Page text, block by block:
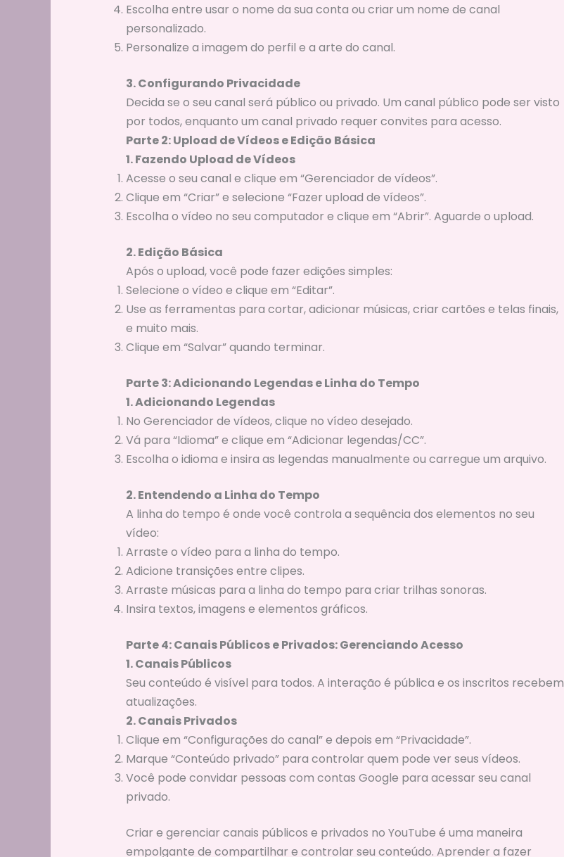
Escolha entre usar o nome da sua conta ou criar um nome de canal
personalizado.
Personalize a imagem do perfil e a arte do canal.
3. Configurando Privacidade
Decida se o seu canal será público ou privado. Um canal público pode ser visto
por todos, enquanto um canal privado requer convites para acesso.
Parte 2: Upload de Vídeos e Edição Básica
1. Fazendo Upload de Vídeos
Acesse o seu canal e clique em “Gerenciador de vídeos”.
Clique em “Criar” e selecione “Fazer upload de vídeos”.
Escolha o vídeo no seu computador e clique em “Abrir”. Aguarde o upload.
2. Edição Básica
Após o upload, você pode fazer edições simples:
Selecione o vídeo e clique em “Editar”.
Use as ferramentas para cortar, adicionar músicas, criar cartões e telas finais,
e muito mais.
Clique em “Salvar” quando terminar.
Parte 3: Adicionando Legendas e Linha do Tempo
1. Adicionando Legendas
No Gerenciador de vídeos, clique no vídeo desejado.
Vá para “Idioma” e clique em “Adicionar legendas/CC”.
Escolha o idioma e insira as legendas manualmente ou carregue um arquivo.
2. Entendendo a Linha do Tempo
A linha do tempo é onde você controla a sequência dos elementos no seu
vídeo:
Arraste o vídeo para a linha do tempo.
Adicione transições entre clipes.
Arraste músicas para a linha do tempo para criar trilhas sonoras.
Insira textos, imagens e elementos gráficos.
Parte 4: Canais Públicos e Privados: Gerenciando Acesso
1. Canais Públicos
Seu conteúdo é visível para todos. A interação é pública e os inscritos recebem
atualizações.
2. Canais Privados
Clique em “Configurações do canal” e depois em “Privacidade”.
Marque “Conteúdo privado” para controlar quem pode ver seus vídeos.
Você pode convidar pessoas com contas Google para acessar seu canal
privado.
Criar e gerenciar canais públicos e privados no YouTube é uma maneira
empolgante de compartilhar e controlar seu conteúdo. Aprender a fazer